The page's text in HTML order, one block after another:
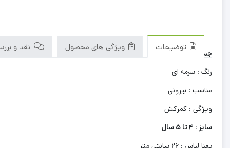
توضیحات ویژگی های محصول نقد و
جنس لباس : جین
رنگ : سرمه ای
مناسب : بیرونی
ویژگی : کمرکش
سایز : 4 تا 5 سال